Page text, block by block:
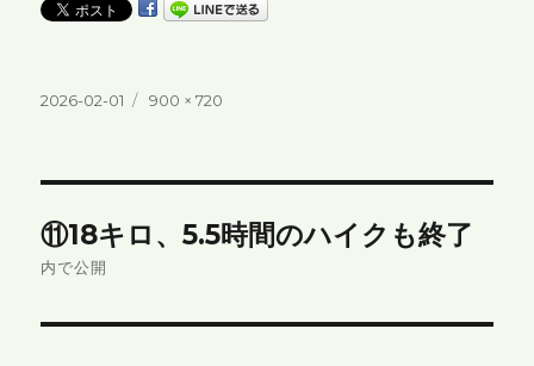
投
2026-02-01
フ
900 × 720
稿
⑪18キロ、5.5時間のハイクも終了
内で公開